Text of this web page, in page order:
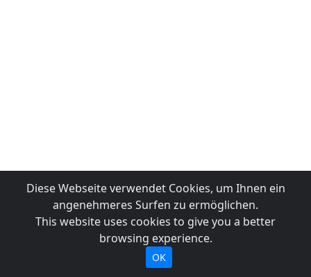
Diese Webseite verwendet Cookies, um Ihnen ein
angenehmeres Surfen zu ermöglichen.
This website uses cookies to give you a better
browsing experience.
OK